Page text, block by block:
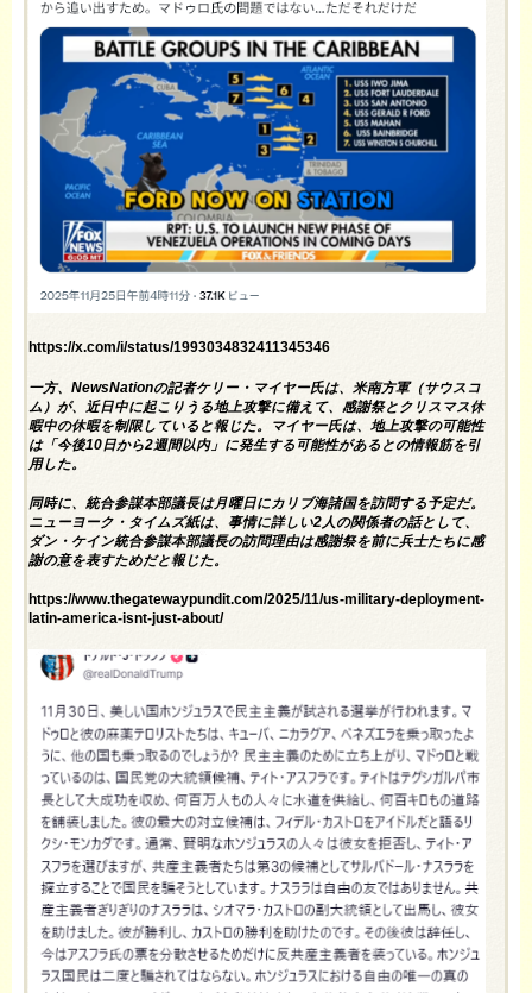
https://x.com/i/status/1993034832411345346
一方、NewsNationの記者ケリー・マイヤー氏は、米南方軍（サウスコ
ム）が、近日中に起こりうる地上攻撃に備えて、感謝祭とクリスマス休
暇中の休暇を制限していると報じた。マイヤー氏は、地上攻撃の可能性
は「今後10日から2週間以内」に発生する可能性があるとの情報筋を引
用した。
同時に、統合参謀本部議長は月曜日にカリブ海諸国を訪問する予定だ。
ニューヨーク・タイムズ紙は、事情に詳しい2人の関係者の話として、
ダン・ケイン統合参謀本部議長の訪問理由は感謝祭を前に兵士たちに感
謝の意を表すためだと報じた。
https://www.thegatewaypundit.com/2025/11/us-military-deployment-
latin-america-isnt-just-about/